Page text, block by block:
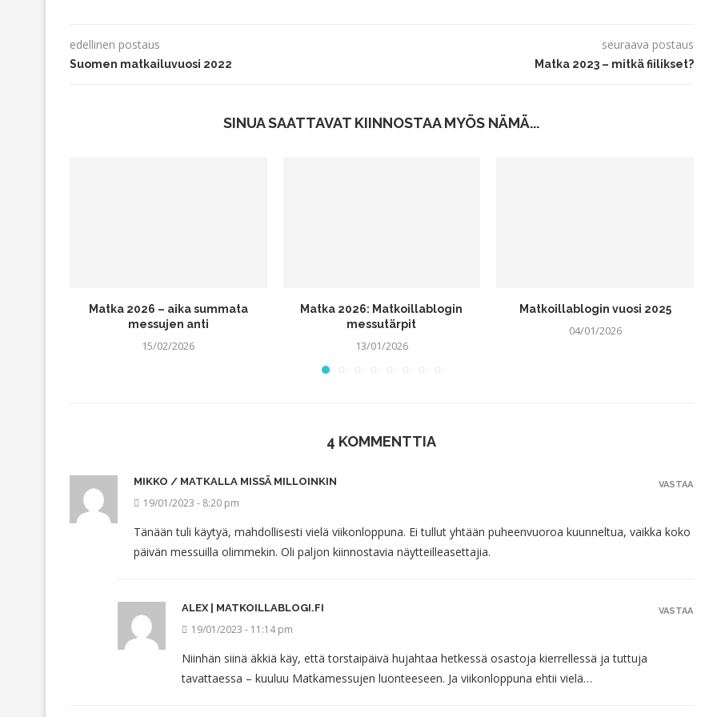
edellinen postaus
Suomen matkailuvuosi 2022
seuraava postaus
Matka 2023 – mitkä fiilikset?
SINUA SAATTAVAT KIINNOSTAA MYÖS NÄMÄ...
Matka 2026 – aika summata
messujen anti
15/02/2026
Matka 2026: Matkoillablogin
messutärpit
13/01/2026
Matkoillablogin vuosi 2025
04/01/2026
4 KOMMENTTIA
MIKKO / MATKALLA MISSÄ MILLOINKIN
19/01/2023 - 8:20 pm
Tänään tuli käytyä, mahdollisesti vielä viikonloppuna. Ei tullut yhtään puheenvuoroa kuunneltua, vaikka koko
päivän messuilla olimmekin. Oli paljon kiinnostavia näytteilleasettajia.
VASTAA
ALEX | MATKOILLABLOGI.FI
19/01/2023 - 11:14 pm
Niinhän siinä äkkiä käy, että torstaipäivä hujahtaa hetkessä osastoja kierrellessä ja tuttuja
tavattaessa – kuuluu Matkamessujen luonteeseen. Ja viikonloppuna ehtii vielä…
VASTAA